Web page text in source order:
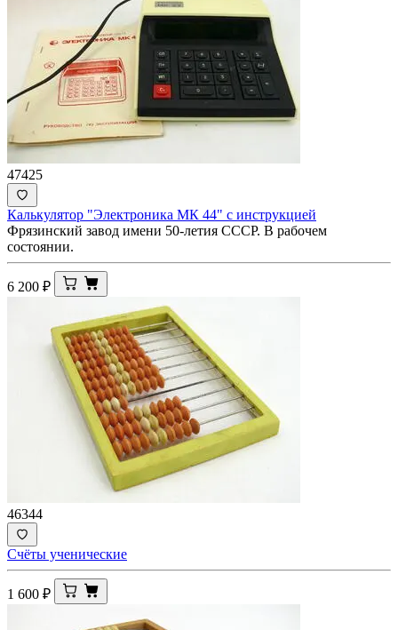
47425
Калькулятор "Электроника МК 44" с инструкцией
Фрязинский завод имени 50-летия СССР. В рабочем
состоянии.
6 200 ₽
46344
Счёты ученические
1 600 ₽